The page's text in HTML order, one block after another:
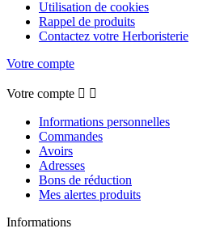
Utilisation de cookies
Rappel de produits
Contactez votre Herboristerie
Votre compte
Votre compte  
Informations personnelles
Commandes
Avoirs
Adresses
Bons de réduction
Mes alertes produits
Informations